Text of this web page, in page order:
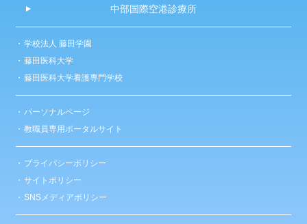
中部国際空港診療所
学校法人 藤田学園
藤田医科大学
藤田医科大学看護専門学校
パーソナルページ
教職員専用ポータルサイト
プライバシーポリシー
サイトポリシー
SNSメディアポリシー